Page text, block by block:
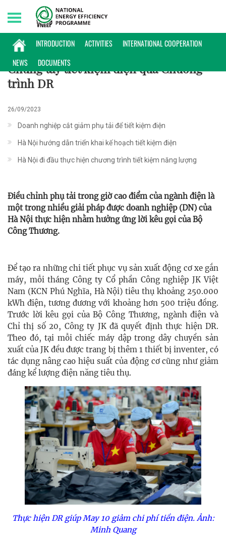
INTRODUCTION ACTIVITIES
INTERNATIONAL COOPERATION
NEWS
DOCUMENTS
Sunday, 09/08/2026 | 01:52 GMT+7
ĐIỂN HÌNH
Chung tay tiết kiệm điện qua Chương
trình DR
26/09/2023
Doanh nghiệp cắt giảm phụ tải để tiết kiệm điện
Hà Nội hướng dẫn triển khai kế hoạch tiết kiệm điện
Hà Nội đi đầu thực hiện chương trình tiết kiệm năng lượng
Điều chỉnh phụ tải trong giờ cao điểm của ngành điện là
một trong nhiều giải pháp được doanh nghiệp (DN) của
Hà Nội thực hiện nhằm hưởng ứng lời kêu gọi của Bộ
Công Thương.
Để tạo ra những chi tiết phục vụ sản xuất động cơ xe gắn
máy, mỗi tháng Công ty Cổ phần Công nghiệp JK Việt
Nam (KCN Phú Nghĩa, Hà Nội) tiêu thụ khoảng 250.000
kWh điện, tương đương với khoảng hơn 500 triệu đồng.
Trước lời kêu gọi của Bộ Công Thương, ngành điện và
Chỉ thị số 20, Công ty JK đã quyết định thực hiện DR.
Theo đó, tại mỗi chiếc máy dập trong dây chuyền sản
xuất của JK đều được trang bị thêm 1 thiết bị inventer, có
tác dụng nâng cao hiệu suất của động cơ cũng như giảm
đáng kể lượng điện năng tiêu thụ.
Thực hiện DR giúp May 10 giảm chi phí tiền điện. Ảnh:
Minh Quang